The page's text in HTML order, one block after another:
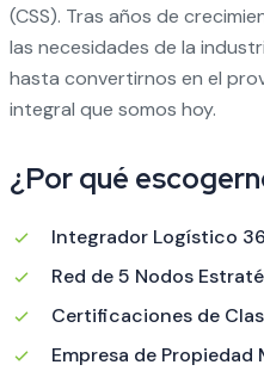
(CSS). Tras años de
las necesidades de la
hasta convertirnos en el
integral que somos hoy.
¿Por qué
Integrador Logístico
Red de 5 Nodos
Certificaciones de
Empresa de Propiedad